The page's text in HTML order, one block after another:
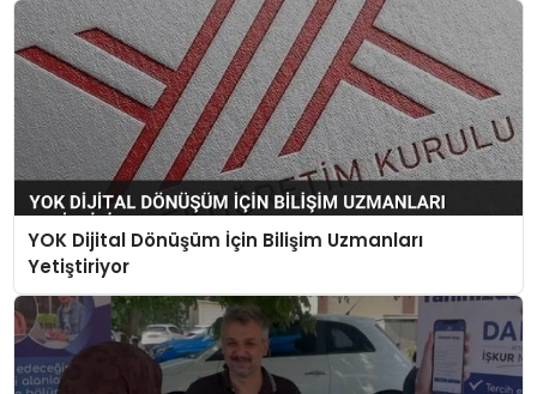
YOK Dijital Dönüşüm İçin Bilişim Uzmanları
Yetiştiriyor